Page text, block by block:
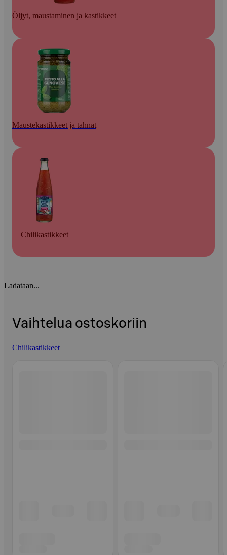
Öljyt, maustaminen ja kastikkeet
Maustekastikkeet ja tahnat
Chilikastikkeet
Ladataan...
Vaihtelua ostoskoriin
Chilikastikkeet